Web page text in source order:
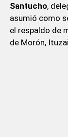
Santucho,
asumió como
el respaldo de
de Morón,